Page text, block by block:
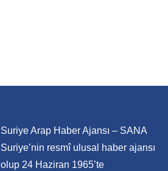
Suriye Arap Haber Ajansı – SANA
Suriye’nin resmî ulusal haber ajansı
olup 24 Haziran 1965’te